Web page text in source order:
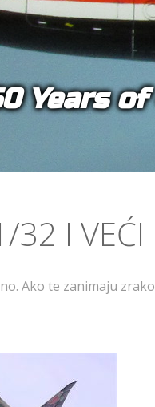
Years
32 I VEĆI
Ako te zanimaju